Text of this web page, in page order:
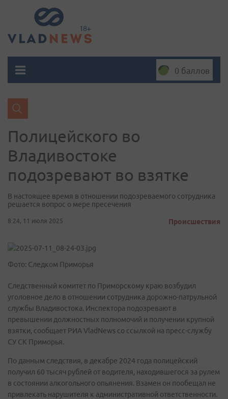
0 баллов
Полицейского во
Владивостоке
подозревают во взятке
В настоящее время в отношении подозреваемого сотрудника
решается вопрос о мере пресечения
8:24, 11 июля 2025 Происшествия
Фото: Следком Приморья
Следственный комитет по Приморскому краю возбудил
уголовное дело в отношении сотрудника дорожно-патрульной
службы Владивостока. Инспектора подозревают в
превышении должностных полномочий и получении крупной
взятки, сообщает РИА VladNews со ссылкой на пресс-службу
СУ СК Приморья.
По данным следствия, в декабре 2024 года полицейский
получил 60 тысяч рублей от водителя, находившегося за рулем
в состоянии алкогольного опьянения. Взамен он пообещал не
привлекать нарушителя к административной ответственности.